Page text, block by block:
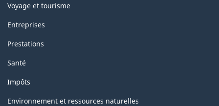
Voyage et tourisme
Entreprises
Prestations
Santé
Impôts
Environnement et ressources naturelles